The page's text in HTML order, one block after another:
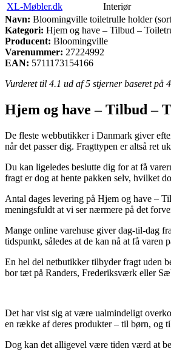
XL-Møbler.dk
Interiør
Navn: Bloomingville toiletrulle holder
Kategori: Hjem og have – Tilbud –
Producent: Bloomingville
Varenummer: 27224992
EAN: 5711173154166
Vurderet til 4.1 ud af 5 stjerner baseret på
Hjem og have – Tilbud –
De fleste webbutikker i Danmark giver
når det passer dig. Fragttypen er altså ret
Du kan ligeledes beslutte dig for at få
fragt er dog at hente pakken selv, hvilket
Antal dages levering på Hjem og have –
meningsfuldt at vi ser nærmere på det
Mange online varehuse giver dag-til-dag
tidspunkt, således at de kan nå at få
En hel del netbutikker tilbyder fragt uden
bor tæt på Randers, Frederiksværk eller
Det har vist sig at være ualmindeligt
en række af deres produkter – til børn, og
Dog kan det alligevel være tiden værd at